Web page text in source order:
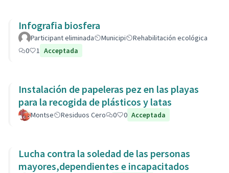
Infografia biosfera
Participant eliminada Municipi
Rehabilitación ecológica
0
1 Acceptada
Instalación de papeleras pez en las playas
para la recogida de plásticos y latas
Montse Residuos Cero 0 0 Acceptada
Lucha contra la soledad de las personas
mayores,dependientes e incapacitados